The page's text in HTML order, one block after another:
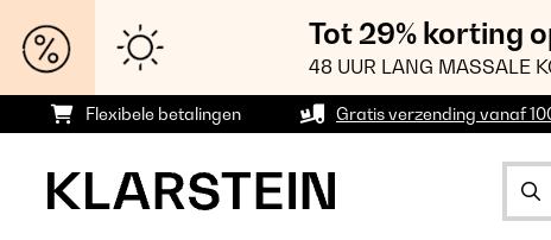
Tot 29% korting
48 UUR LANG MASSALE
Flexibele betalingen Gratis verzending vanaf